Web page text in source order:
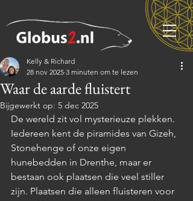
Waar de aarde fluistert
Kelly & Richard
28 nov 2025 3 minuten om te lezen
Bijgewerkt op: 5 dec 2025
De wereld zit vol mysterieuze plekken.
Iedereen kent de piramides van Gizeh,
Stonehenge of onze eigen
hunebedden in Drenthe, maar er
bestaan ook plaatsen die veel stiller
zijn. Plaatsen die alleen fluisteren voor